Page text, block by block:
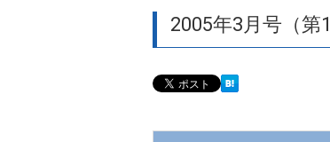
2005年3月号（第